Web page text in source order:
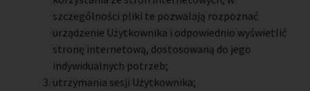
szczególności pliki te pozwalają rozpoznać
urządzenie Użytkownika i odpowiednio wyświetlić
stronę internetową, dostosowaną do jego
indywidualnych potrzeb;
utrzymania sesji Użytkownika;